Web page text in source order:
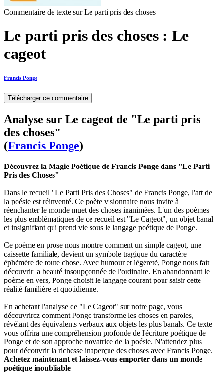
Commentaire de texte sur Le parti pris des choses
Le parti pris des choses : Le
cageot
Francis Ponge
Télécharger ce commentaire
Analyse sur Le cageot de "Le parti pris
des choses"
(Francis Ponge)
Découvrez la Magie Poétique de Francis Ponge dans "Le Parti
Pris des Choses"
Dans le recueil "Le Parti Pris des Choses" de Francis Ponge, l'art de
la poésie est réinventé. Ce poète visionnaire nous invite à
réenchanter le monde muet des choses inanimées. L'un des poèmes
les plus emblématiques de ce recueil est "Le Cageot", un objet banal
et insignifiant qui prend vie sous le langage poétique de Ponge.
Ce poème en prose nous montre comment un simple cageot, une
caissette familiale, devient un symbole tragique du caractère
éphémère de toute chose. Avec humour et légèreté, Ponge nous fait
découvrir la beauté insoupçonnée de l'ordinaire. En abandonnant le
poème en vers, Ponge choisit le langage courant pour saisir cette
réalité familière et quotidienne.
En achetant l'analyse de "Le Cageot" sur notre page, vous
découvrirez comment Ponge transforme les choses en paroles,
révélant des équivalents verbaux aux objets les plus banals. Ce texte
vous offrira une compréhension profonde de l'écriture poétique de
Ponge et de son approche novatrice de la poésie. N'attendez plus
pour découvrir la richesse inaperçue des choses avec Francis Ponge.
Achetez maintenant et laissez-vous emporter dans un monde
poétique inoubliable